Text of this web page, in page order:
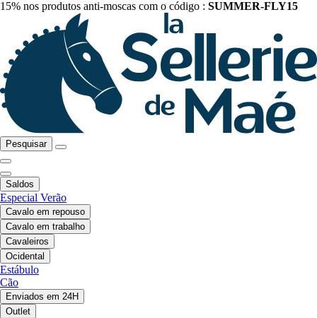
15% nos produtos anti-moscas com o código : SUMMER-FLY15
Pesquisar
Saldos
Especial Verão
Cavalo em repouso
Cavalo em trabalho
Cavaleiros
Ocidental
Estábulo
Cão
Enviados em 24H
Outlet